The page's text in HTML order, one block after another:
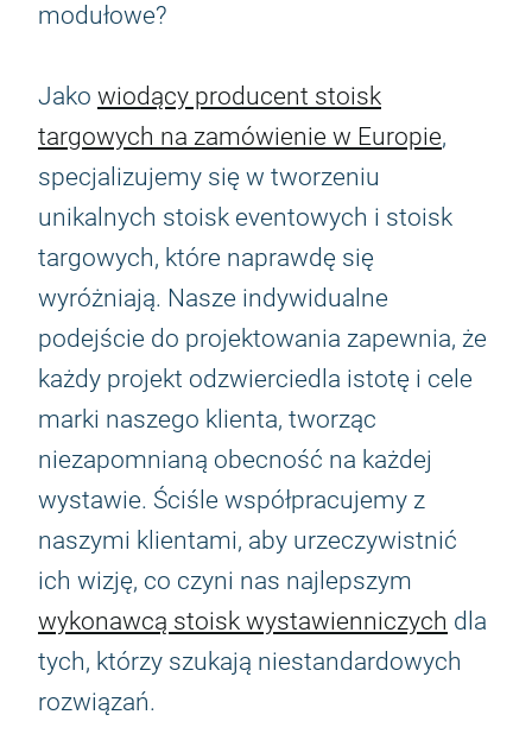
modułowe?
Jako wiodący producent stoisk
targowych na zamówienie w Europie,
specjalizujemy się w tworzeniu
unikalnych stoisk eventowych i stoisk
targowych, które naprawdę się
wyróżniają. Nasze indywidualne
podejście do projektowania zapewnia, że
każdy projekt odzwierciedla istotę i cele
marki naszego klienta, tworząc
niezapomnianą obecność na każdej
wystawie. Ściśle współpracujemy z
naszymi klientami, aby urzeczywistnić
ich wizję, co czyni nas najlepszym
wykonawcą stoisk wystawienniczych dla
tych, którzy szukają niestandardowych
rozwiązań.